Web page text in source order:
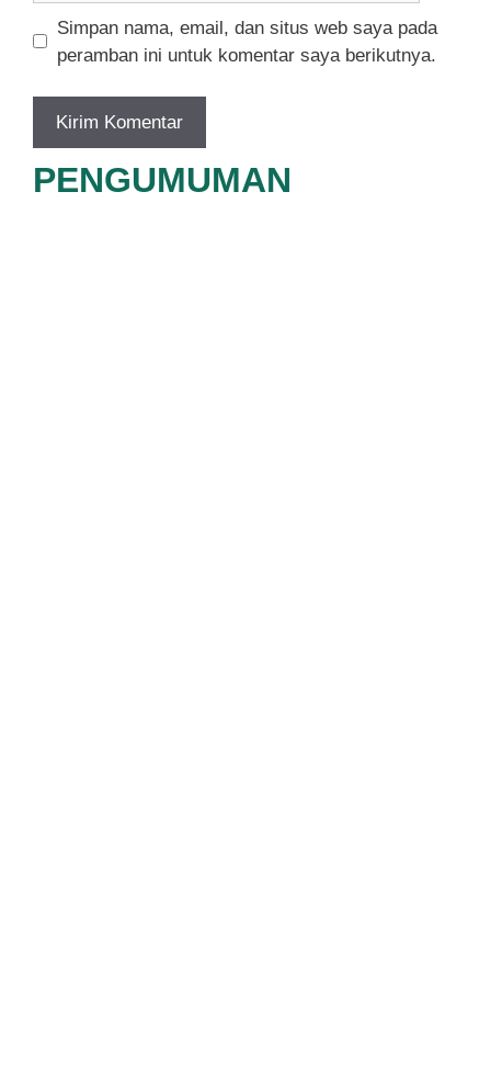
Simpan nama, email, dan situs web saya pada
peramban ini untuk komentar saya berikutnya.
PENGUMUMAN